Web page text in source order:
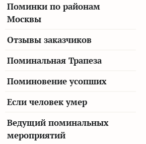
Поминки по районам
Москвы
Отзывы заказчиков
Поминальная Трапеза
Поминовение усопших
Если человек умер
Ведущий поминальных
мероприятий